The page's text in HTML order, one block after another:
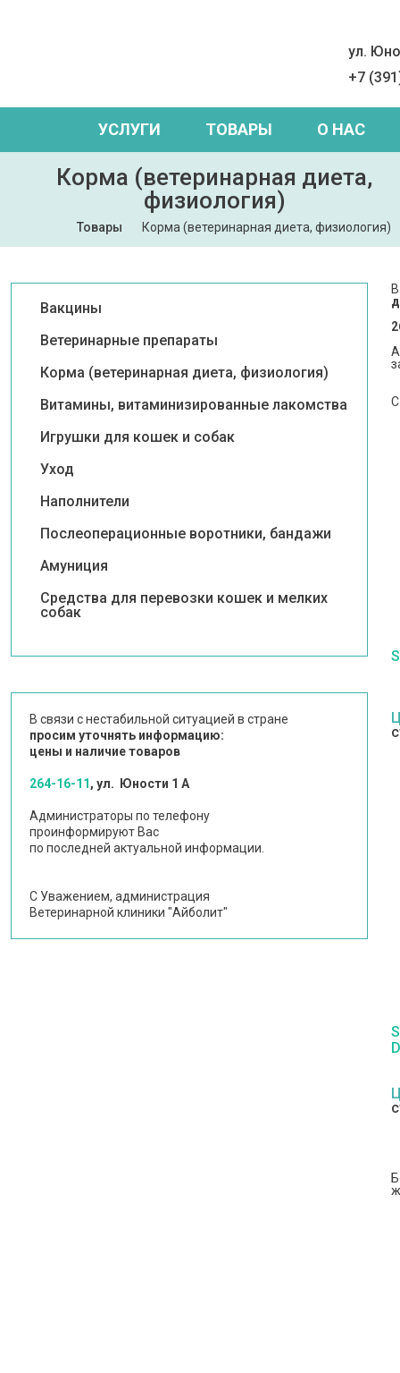
ул.
+7
УСЛУГИ ТОВАРЫ О НАС
Корма (ветеринарная диета,
физиология)
Товары Корма (ветеринарная диета, физиология)
Вакцины
Ветеринарные препараты
Корма (ветеринарная диета, физиология)
Витамины, витаминизированные лакомства
Игрушки для кошек и собак
Уход
Наполнители
Послеоперационные воротники, бандажи
Амуниция
Средства для перевозки кошек и мелких
собак
В связи с нестабильной ситуацией в стране
просим уточнять информацию:
цены и наличие товаров
264-16-11, ул. Юности 1 А
Администраторы по телефону
проинформируют Вас
по последней актуальной информации.
С Уважением, администрация
Ветеринарной клиники "Айболит"